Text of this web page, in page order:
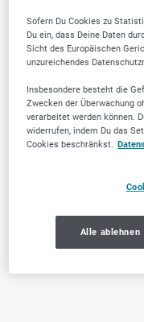
Sofern Du Cookies zu
Du ein, dass Deine Daten
Sicht des Europäischen
unzureichendes
Insbesondere besteht die
Zwecken der Überwachung
verarbeitet werden können.
widerrufen, indem Du das
Cookies beschränkst.
Alle ablehnen